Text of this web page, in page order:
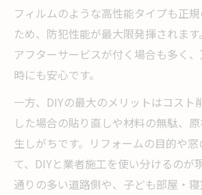
フィルムのような高性能タイプも正
ため、防犯性能が最大限発揮されま
アフターサービスが付く場合も多く
時にも安心です。
一方、DIYの最大のメリットはコスト
した場合の貼り直しや材料の無駄、
生しがちです。リフォームの目的や
て、DIYと業者施工を使い分けるのが
通りの多い道路側や、子ども部屋・